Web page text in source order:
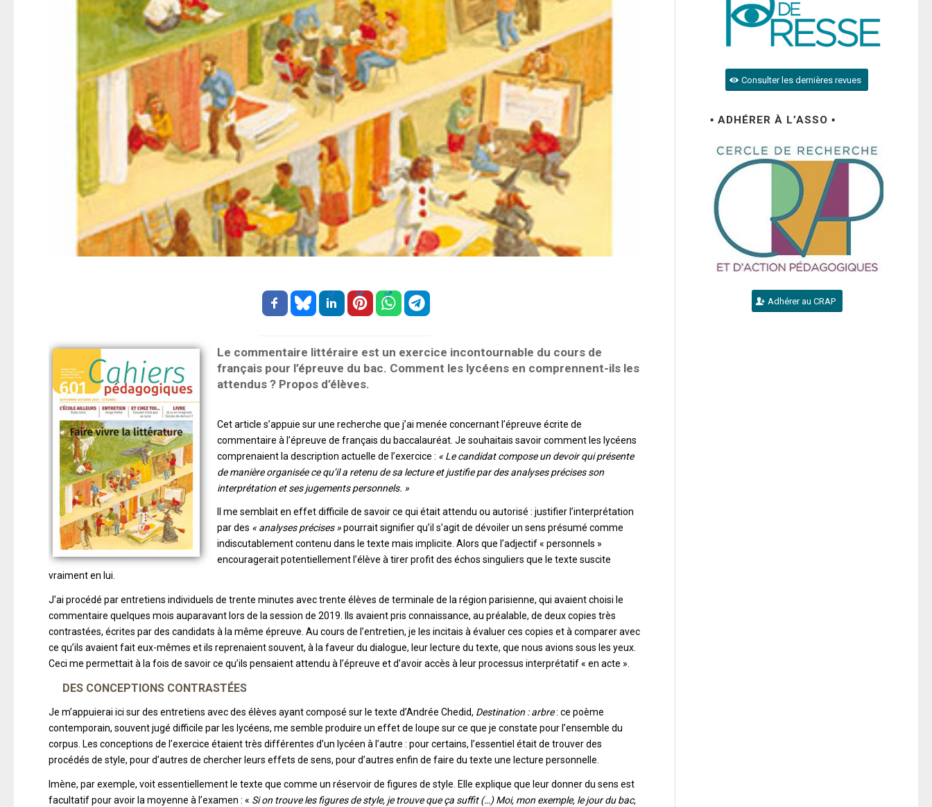
Le commentaire littéraire est un exercice incontournable du cours de
français pour l’épreuve du bac. Comment les lycéens en comprennent-ils les
attendus ? Propos d’élèves.
Cet article s’appuie sur une recherche que j’ai menée concernant l’épreuve écrite de
commentaire à l’épreuve de français du baccalauréat. Je souhaitais savoir comment les lycéens
comprenaient la description actuelle de l’exercice : « Le candidat compose un devoir qui présente
de manière organisée ce qu’il a retenu de sa lecture et justifie par des analyses précises son
interprétation et ses jugements personnels. »
Il me semblait en effet difficile de savoir ce qui était attendu ou autorisé : justifier l’interprétation
par des « analyses précises »pourrait signifier qu’il s’agit de dévoiler un sens présumé comme
indiscutablement contenu dans le texte mais implicite. Alors que l’adjectif « personnels »
encouragerait potentiellement l’élève à tirer profit des échos singuliers que le texte suscite
vraiment en lui.
J’ai procédé par entretiens individuels de trente minutes avec trente élèves de terminale de la région parisienne, qui avaient choisi le
commentaire quelques mois auparavant lors de la session de 2019. Ils avaient pris connaissance, au préalable, de deux copies très
contrastées, écrites par des candidats à la même épreuve. Au cours de l’entretien, je les incitais à évaluer ces copies et à comparer avec
ce qu’ils avaient fait eux-mêmes et ils reprenaient souvent, à la faveur du dialogue, leur lecture du texte, que nous avions sous les yeux.
Ceci me permettait à la fois de savoir ce qu’ils pensaient attendu à l’épreuve et d’avoir accès à leur processus interprétatif « en acte ».
DES CONCEPTIONS CONTRASTÉES
Je m’appuierai ici sur des entretiens avec des élèves ayant composé sur le texte d’Andrée Chedid, Destination : arbre: ce poème
contemporain, souvent jugé difficile par les lycéens, me semble produire un effet de loupe sur ce que je constate pour l’ensemble du
corpus. Les conceptions de l’exercice étaient très différentes d’un lycéen à l’autre : pour certains, l’essentiel était de trouver des
procédés de style, pour d’autres de chercher leurs effets de sens, pour d’autres enfin de faire du texte une lecture personnelle.
Imène, par exemple, voit essentiellement le texte que comme un réservoir de figures de style. Elle explique que leur donner du sens est
facultatif pour avoir la moyenne à l’examen : « Si on trouve les figures de style, je trouve que ça suffit (…) Moi, mon exemple, le jour du bac,
Consulter les dernières revues
▪ ADHÉRER À L’ASSO ▪
Adhérer au CRAP